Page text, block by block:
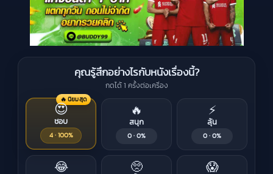
คุณรู้สึกอย่างไรกับหนังเรื่องนี้?
กดได้ 1 ครั้งต่อเครื่อง
🔥 นิยมสุด
😍
ชอบ
4 · 100%
🔥
สนุก
0 · 0%
⚡
ลุ้น
0 · 0%
😂 🥺 😱